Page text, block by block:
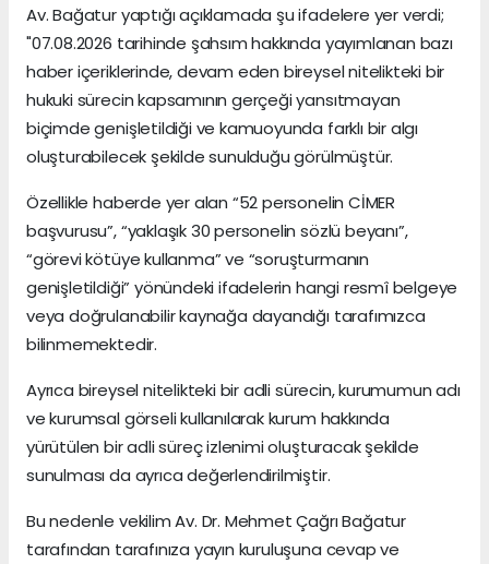
Av. Bağatur yaptığı açıklamada şu ifadelere yer verdi;
"07.08.2026 tarihinde şahsım hakkında yayımlanan bazı
haber içeriklerinde, devam eden bireysel nitelikteki bir
hukuki sürecin kapsamının gerçeği yansıtmayan
biçimde genişletildiği ve kamuoyunda farklı bir algı
oluşturabilecek şekilde sunulduğu görülmüştür.
Özellikle haberde yer alan “52 personelin CİMER
başvurusu”, “yaklaşık 30 personelin sözlü beyanı”,
“görevi kötüye kullanma” ve “soruşturmanın
genişletildiği” yönündeki ifadelerin hangi resmî belgeye
veya doğrulanabilir kaynağa dayandığı tarafımızca
bilinmemektedir.
Ayrıca bireysel nitelikteki bir adli sürecin, kurumumun adı
ve kurumsal görseli kullanılarak kurum hakkında
yürütülen bir adli süreç izlenimi oluşturacak şekilde
sunulması da ayrıca değerlendirilmiştir.
Bu nedenle vekilim Av. Dr. Mehmet Çağrı Bağatur
tarafından tarafınıza yayın kuruluşuna cevap ve